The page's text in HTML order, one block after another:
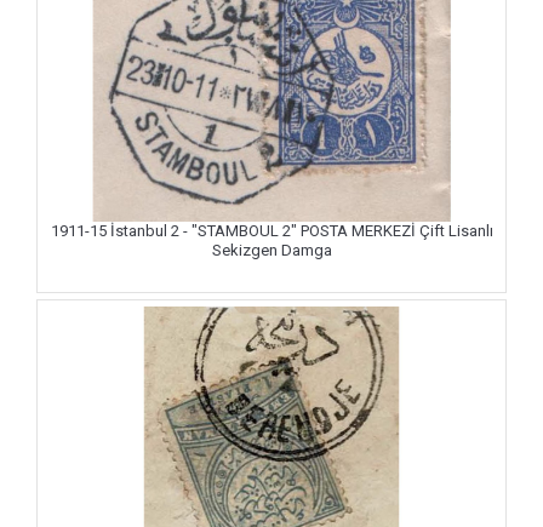
1911-15 İstanbul 2 - "STAMBOUL 2" POSTA MERKEZİ Çift Lisanlı
Sekizgen Damga